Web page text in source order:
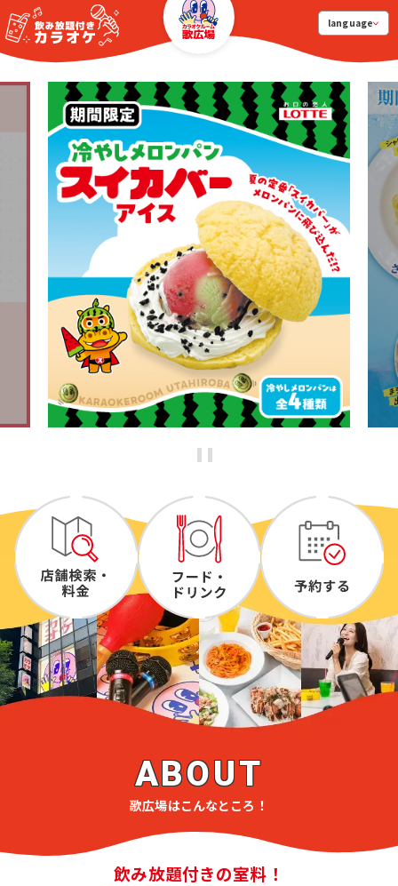
language
ABOUT
歌広場はこんなところ！
飲み放題付きの室料！